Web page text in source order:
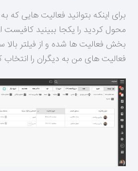
برای اینکه بتوانید فعالیت هایی که
محول کردید را یکجا ببینید کافیست
بخش فعالیت ها شده و از فیلتر
فعالیت های من به دیگران را انتخاب